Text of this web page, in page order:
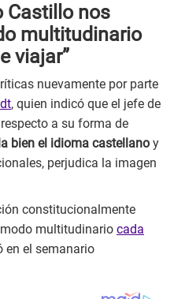
Castillo nos
multitudinario
viajar”
nuevamente por parte
, quien indicó que el jefe de
a su forma de
bien el idioma castellano y
perjudica la imagen
constitucionalmente
multitudinario cada
en el semanario